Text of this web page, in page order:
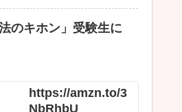
のキホン」受験生に
https://amzn.to/3
NbRhbU